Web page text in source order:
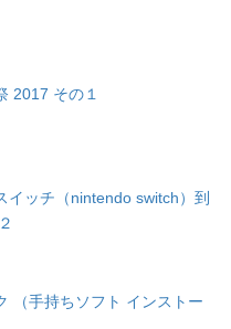
2017 その１
イッチ（nintendo switch）到
（手持ちソフト インストー